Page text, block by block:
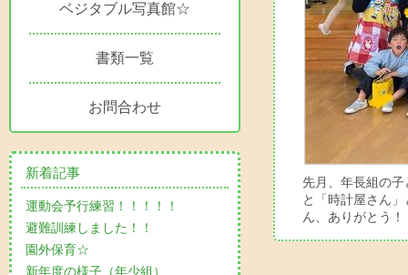
ベジタブル写真館☆
書類一覧
お問合わせ
新着記事
運動会予行練習！！！！！
避難訓練しました！！
園外保育☆
新年度の様子（年少組）
先月、年長組の
と「時計屋さん
ん、ありがとう